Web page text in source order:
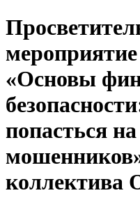
«Основы
попасться